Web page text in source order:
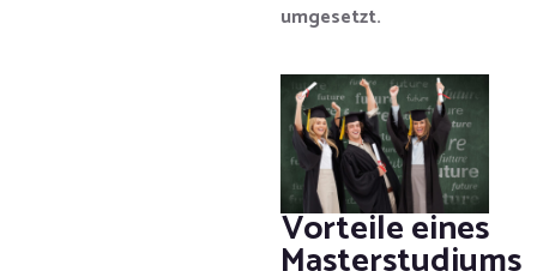
umgesetzt.
Vorteile eines